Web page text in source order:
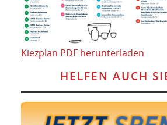
Kiezplan PDF herunterladen
HELFEN AUCH